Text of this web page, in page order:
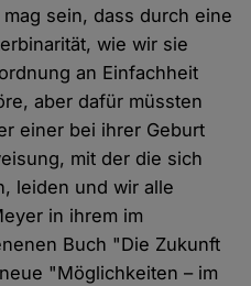
mag sein, dass durch eine
wie wir sie
an Einfachheit
aber dafür müssten
einer bei ihrer Geburt
mit der die sich
leiden und wir alle
in ihrem im
Buch "Die Zukunft
"Möglichkeiten – im